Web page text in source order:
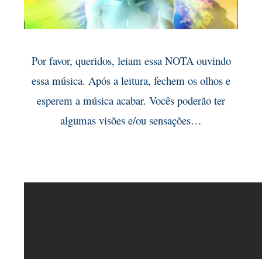
Por favor, queridos, leiam essa NOTA ouvindo
essa música. Após a leitura, fechem os olhos e
esperem a música acabar. Vocês poderão ter
algumas visões e/ou sensações…